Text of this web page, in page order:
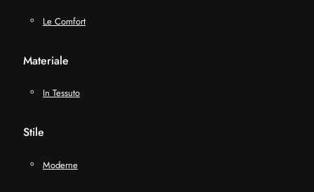
Le Comfort
Materiale
In Tessuto
Stile
Moderne